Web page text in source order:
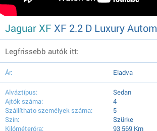
Jaguar XF XF 2.2 D Luxury
Legfrissebb autók itt:
Ár: Eladva
Alváztípus:
Sedan
Ajtók száma:
4
Szállíthato személyek száma:
5
Szín:
Szürke
Kilóméteróra:
93 569 Km